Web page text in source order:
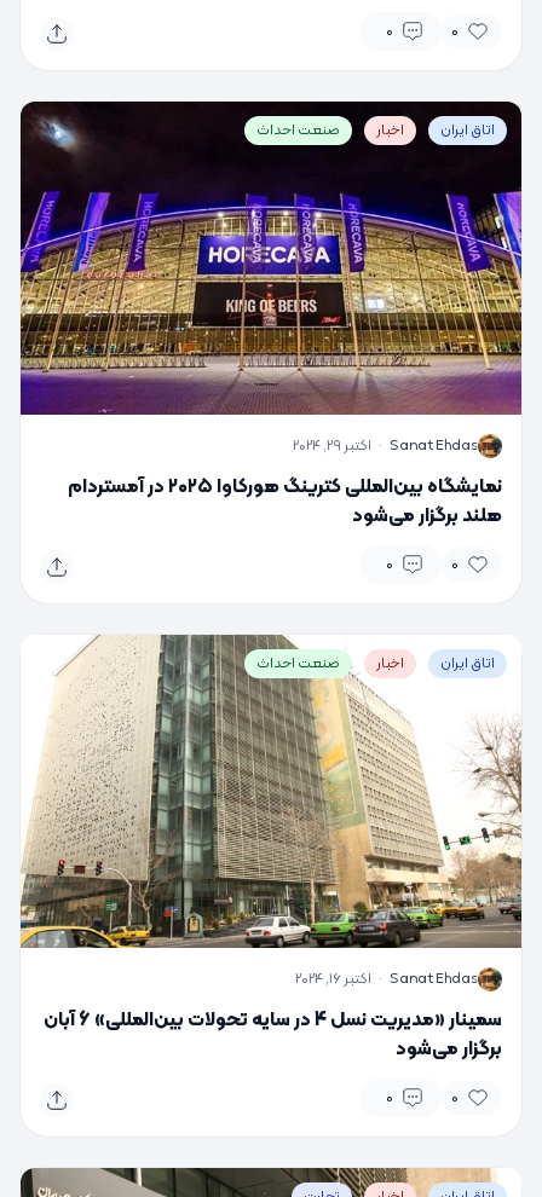
0
0
اتاق ایران اخبار صنعت احداث
S
Sanat Ehdas
· اکتبر 29, 2024
نمایشگاه بین‌المللی کترینگ هورکاوا ۲۰۲۵ در آمستردام
هلند برگزار می‌شود
0
0
اتاق ایران اخبار صنعت احداث
S
Sanat Ehdas
· اکتبر 16, 2024
سمینار «مدیریت نسل 4 در سایه تحولات بین‌المللی» 6 آبان
برگزار می‌شود
0
0